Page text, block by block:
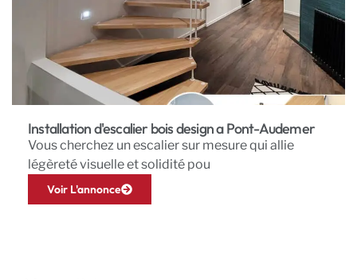
Installation d'escalier bois design a Pont-Audemer
Vous cherchez un escalier sur mesure qui allie
légèreté visuelle et solidité pou
Voir L'annonce